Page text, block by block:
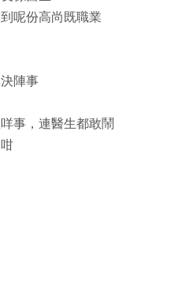
呢份高尚既職業
陣事
事，連醫生都敢鬧